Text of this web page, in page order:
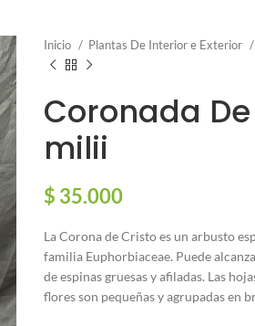
Inicio Plantas De Interior e Exterior
Coronada
milii
$ 35.000
La Corona de Cristo es un arbusto
familia Euphorbiaceae. Puede
de espinas gruesas y afiladas. Las
flores son pequeñas y agrupadas en